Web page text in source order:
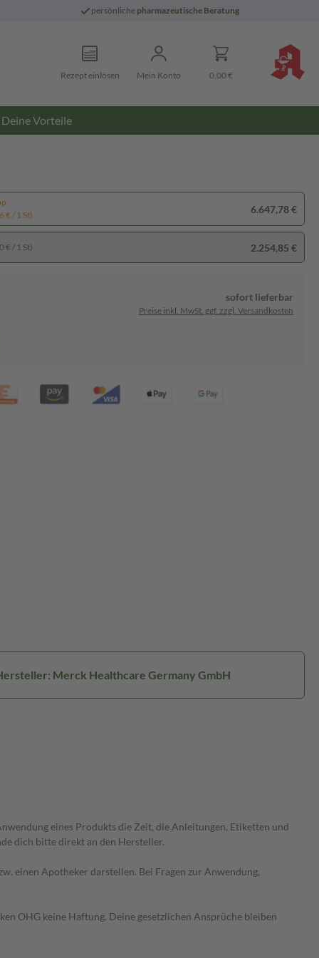
persönliche pharmazeutische Beratung
Rezept einlösen Mein Konto 0,00 €
Deine Vorteile
€ / 1 St)
6.647,78 €
€ / 1 St) 2.254,85 €
sofort lieferbar
Preise inkl. MwSt. ggf. zzgl. Versandkosten
Merck Healthcare Germany GmbH
eines Produkts die Zeit, die Anleitungen, Etiketten und
dich bitte direkt an den Hersteller.
einen Apotheker darstellen. Bei Fragen zur Anwendung,
OHG keine Haftung. Deine gesetzlichen Ansprüche bleiben